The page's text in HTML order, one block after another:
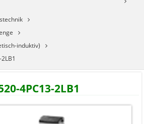
induktiv)
4PC13-2LB1